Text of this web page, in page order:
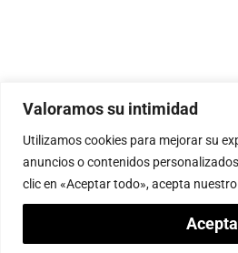
Valoramos su intimidad
Utilizamos cookies para mejorar su
anuncios o contenidos
clic en «Aceptar todo», acepta